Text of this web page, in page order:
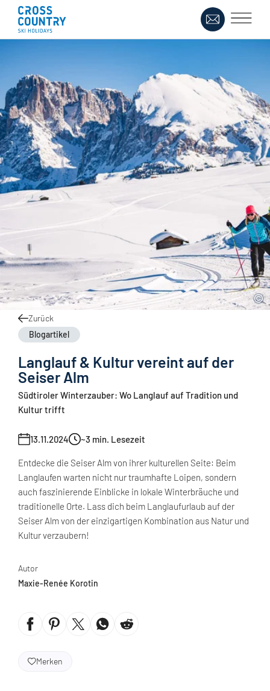
Zurück
Blogartikel
Langlauf & Kultur vereint auf der
Seiser Alm
Südtiroler Winterzauber: Wo Langlauf auf Tradition und
Kultur trifft
13.11.2024 ~3 min. Lesezeit
Entdecke die Seiser Alm von ihrer kulturellen Seite: Beim
Langlaufen warten nicht nur traumhafte Loipen, sondern
auch faszinierende Einblicke in lokale Winterbräuche und
traditionelle Orte. Lass dich beim Langlaufurlaub auf der
Seiser Alm von der einzigartigen Kombination aus Natur und
Kultur verzaubern!
Autor
Maxie-Renée Korotin
Merken